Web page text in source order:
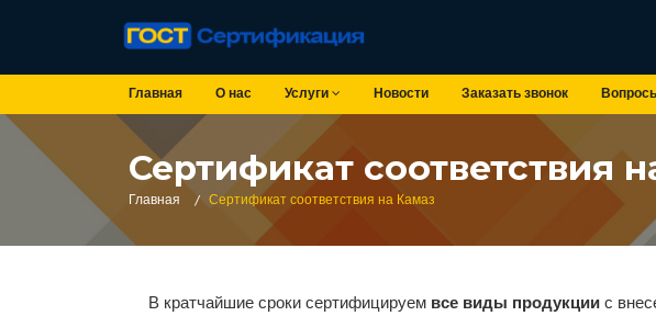
Главная О нас Услуги Новости Заказать звонок
Сертификат соответствия
Главная / Сертификат соответствия на Камаз
В кратчайшие сроки сертифицируем все виды продукциис